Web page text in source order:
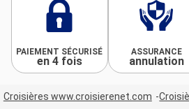
PAIEMENT SÉCURISÉ
en 4 fois
ASSURANCE
annulation
Croisières www.croisierenet.com